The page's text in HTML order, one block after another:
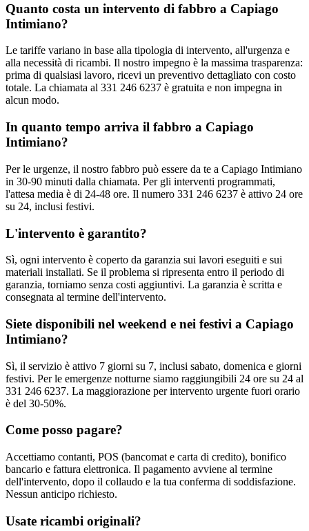
Quanto costa un intervento di fabbro a Capiago
Intimiano?
Le tariffe variano in base alla tipologia di intervento, all'urgenza e
alla necessità di ricambi. Il nostro impegno è la massima trasparenza:
prima di qualsiasi lavoro, ricevi un preventivo dettagliato con costo
totale. La chiamata al 331 246 6237 è gratuita e non impegna in
alcun modo.
In quanto tempo arriva il fabbro a Capiago
Intimiano?
Per le urgenze, il nostro fabbro può essere da te a Capiago Intimiano
in 30-90 minuti dalla chiamata. Per gli interventi programmati,
l'attesa media è di 24-48 ore. Il numero 331 246 6237 è attivo 24 ore
su 24, inclusi festivi.
L'intervento è garantito?
Sì, ogni intervento è coperto da garanzia sui lavori eseguiti e sui
materiali installati. Se il problema si ripresenta entro il periodo di
garanzia, torniamo senza costi aggiuntivi. La garanzia è scritta e
consegnata al termine dell'intervento.
Siete disponibili nel weekend e nei festivi a Capiago
Intimiano?
Sì, il servizio è attivo 7 giorni su 7, inclusi sabato, domenica e giorni
festivi. Per le emergenze notturne siamo raggiungibili 24 ore su 24 al
331 246 6237. La maggiorazione per intervento urgente fuori orario
è del 30-50%.
Come posso pagare?
Accettiamo contanti, POS (bancomat e carta di credito), bonifico
bancario e fattura elettronica. Il pagamento avviene al termine
dell'intervento, dopo il collaudo e la tua conferma di soddisfazione.
Nessun anticipo richiesto.
Usate ricambi originali?